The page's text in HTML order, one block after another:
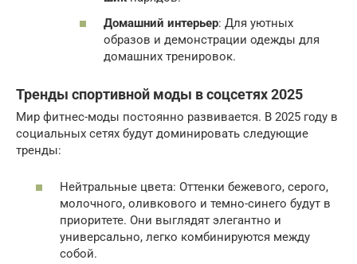
Домашний интерьер: Для уютных
образов и демонстрации одежды для
домашних тренировок.
Тренды спортивной моды в соцсетях 2025
Мир фитнес-моды постоянно развивается. В 2025 году в
социальных сетях будут доминировать следующие
тренды:
Нейтральные цвета: Оттенки бежевого, серого,
молочного, оливкового и темно-синего будут в
приоритете. Они выглядят элегантно и
универсально, легко комбинируются между
собой.